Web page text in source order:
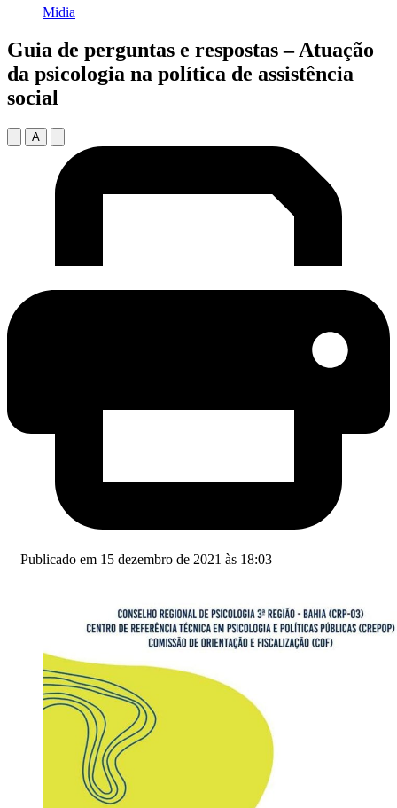
Midia
Guia de perguntas e respostas – Atuação
da psicologia na política de assistência
social
A
Publicado em 15 dezembro de 2021 às 18:03